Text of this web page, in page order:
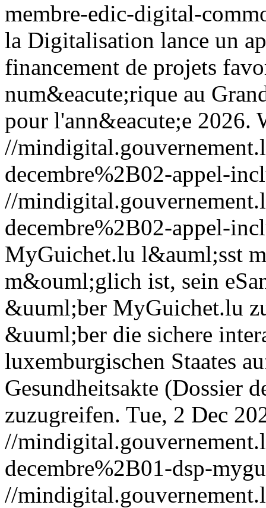
membre-edic-digital-
la Digitalisation lance un
financement de projets
num&eacute;rique au
pour l'ann&eacute;e 2026.
//
decembre%2B02-appel-
//
decembre%2B02-appel-
MyGuichet.lu l&auml;sst
m&ouml;glich ist, sein
&uuml;ber MyGuichet.lu
&uuml;ber die sichere
luxemburgischen Staates
Gesundheitsakte (Dossier
zuzugreifen. Tue, 2 Dec
//
decembre%2B01-dsp-
//